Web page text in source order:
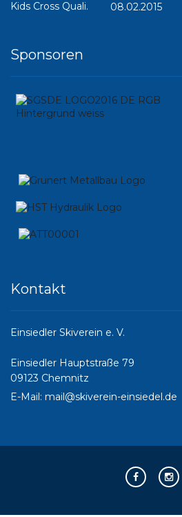
08.02.2015
Sponsoren
Kontakt
Einsiedler Skiverein e. V.
Einsiedler Hauptstraße 79
09123 Chemnitz
E-Mail: mail@skiverein-einsiedel.de